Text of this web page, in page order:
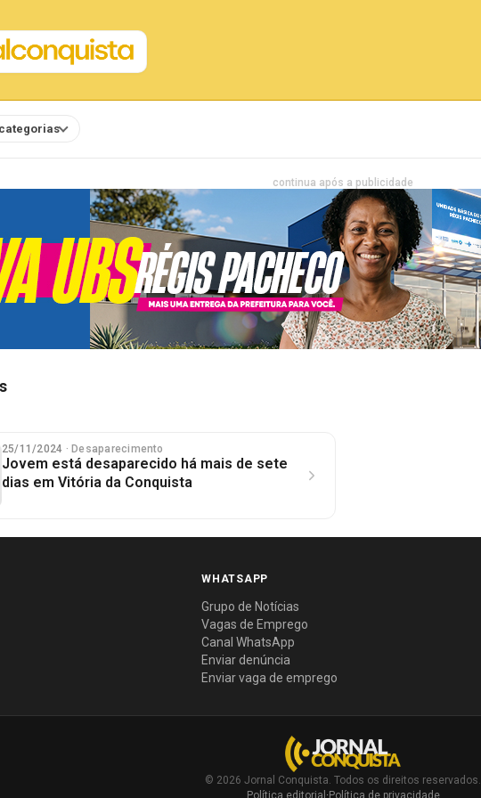
continua após a publicidade
25/11/2024 · Desaparecimento
Jovem está desaparecido há mais de sete
dias em Vitória da Conquista
WHATSAPP
Grupo de Notícias
Vagas de Emprego
Canal WhatsApp
Enviar denúncia
Enviar vaga de emprego
© 2026 Jornal Conquista. Todos os direitos reservados.
Política editorial · Política de privacidade